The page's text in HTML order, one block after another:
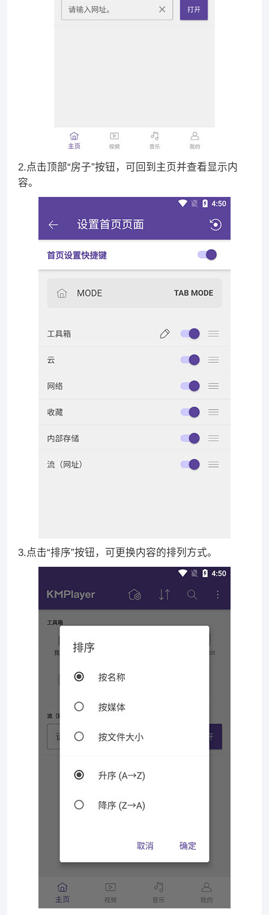
2.点击顶部“房子”按钮，可回到主页并查看显示内
容。
3.点击“排序”按钮，可更换内容的排列方式。